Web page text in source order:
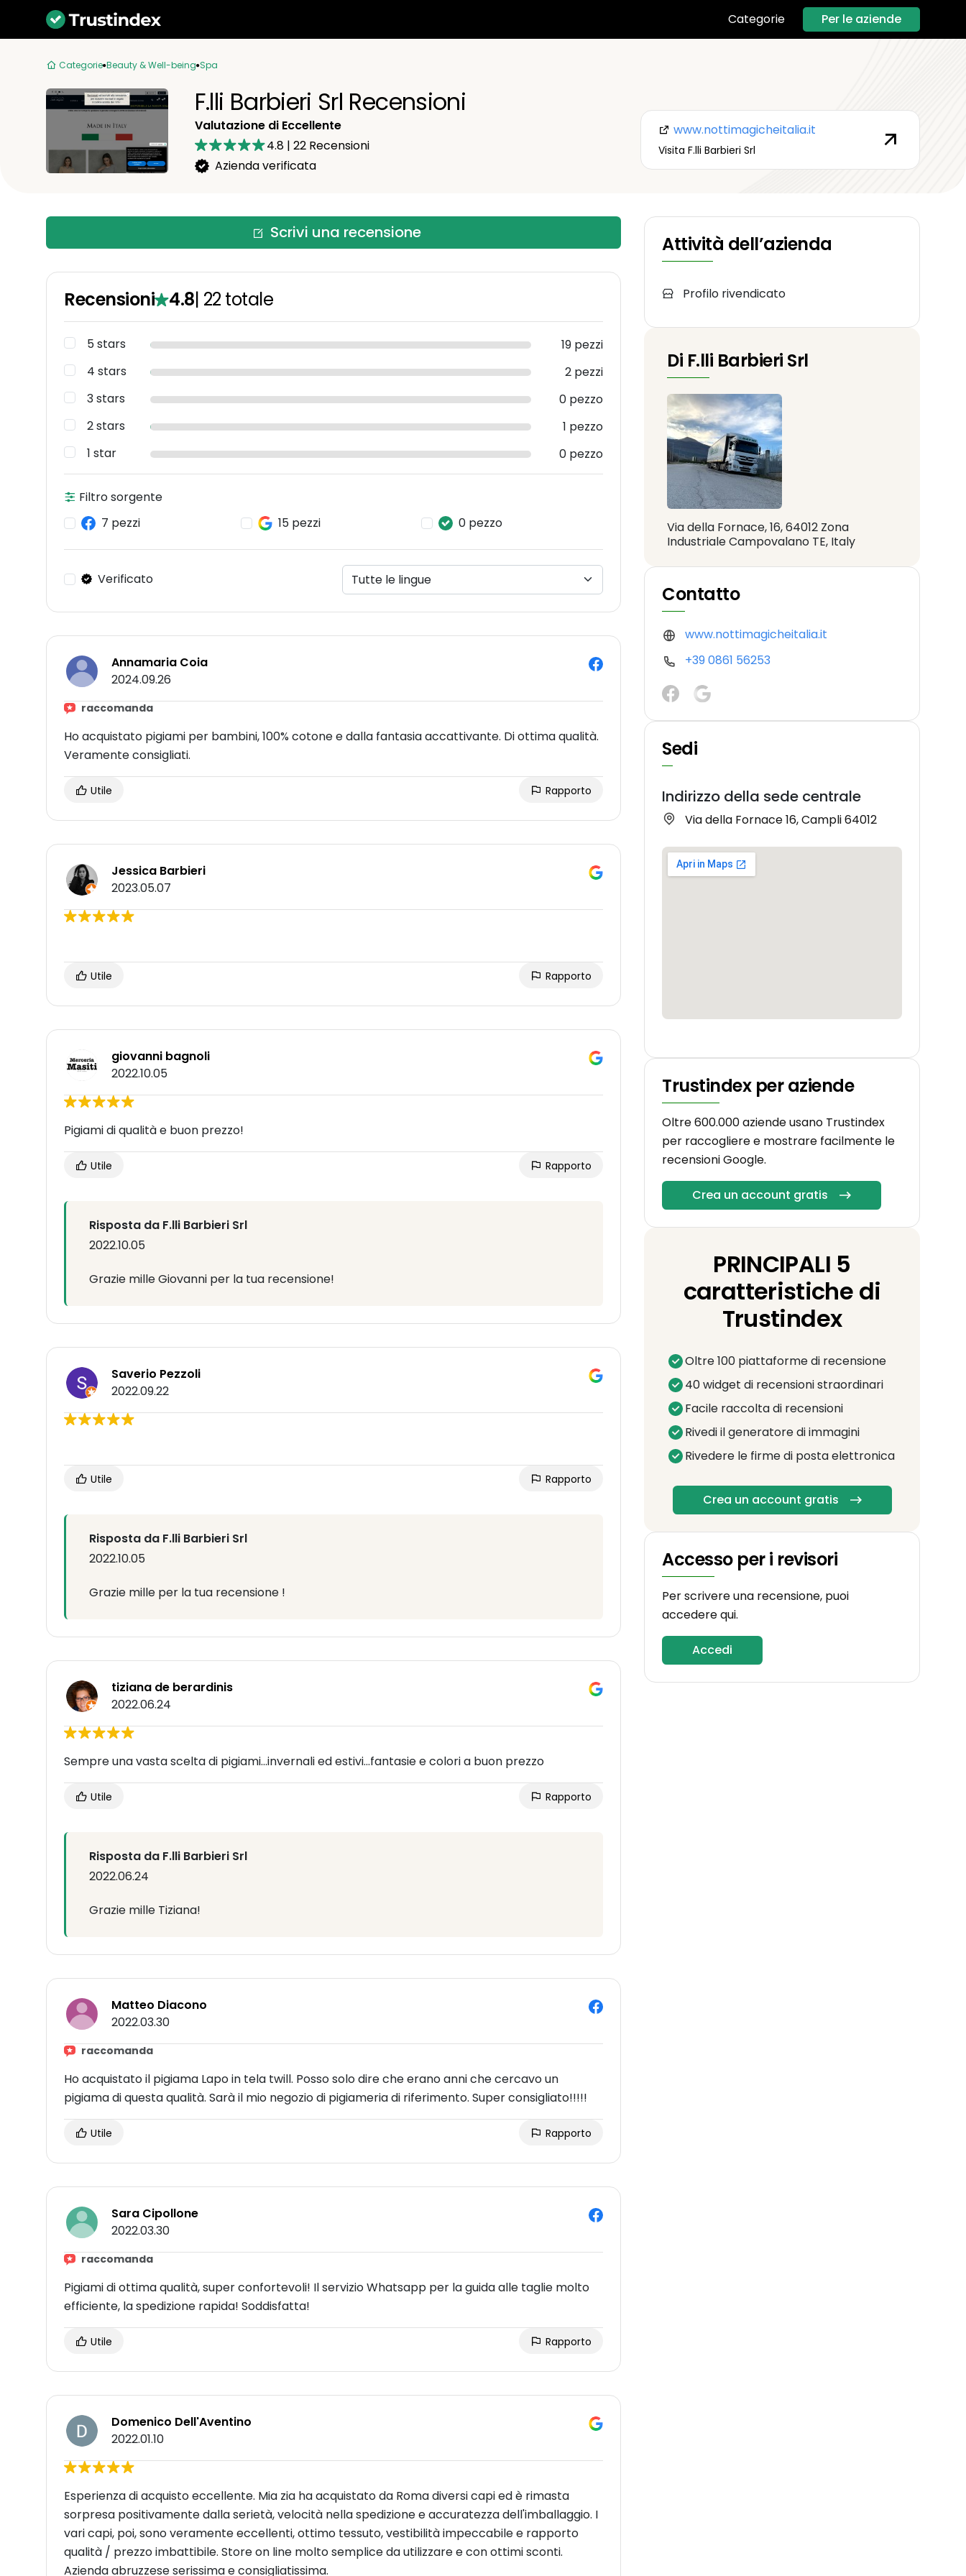
Categorie Per le aziende
Categorie Beauty & Well-being Spa
F.lli Barbieri Srl Recensioni
Valutazione di Eccellente
4.8 | 22Recensioni
Azienda verificata
www.nottimagicheitalia.it
Visita F.lli Barbieri Srl
Scrivi una recensione
Recensioni 4.8| 22 totale
5 stars
19 pezzi
4 stars
2 pezzi
3 stars
0 pezzo
2 stars
1 pezzo
1 star
0 pezzo
Filtro sorgente
7 pezzi
15 pezzi 0 pezzo
Verificato
Annamaria Coia
2024.09.26
raccomanda
Ho acquistato pigiami per bambini, 100% cotone e dalla fantasia accattivante. Di ottima qualità.
Veramente consigliati.
Utile Rapporto
Jessica Barbieri
2023.05.07
Utile Rapporto
giovanni bagnoli
2022.10.05
Pigiami di qualità e buon prezzo!
Utile Rapporto
Risposta da F.lli Barbieri Srl
2022.10.05
Grazie mille Giovanni per la tua recensione!
Saverio Pezzoli
2022.09.22
Utile Rapporto
Risposta da F.lli Barbieri Srl
2022.10.05
Grazie mille per la tua recensione !
tiziana de berardinis
2022.06.24
Sempre una vasta scelta di pigiami...invernali ed estivi...fantasie e colori a buon prezzo
Utile Rapporto
Risposta da F.lli Barbieri Srl
2022.06.24
Grazie mille Tiziana!
Matteo Diacono
2022.03.30
raccomanda
Ho acquistato il pigiama Lapo in tela twill. Posso solo dire che erano anni che cercavo un
pigiama di questa qualità. Sarà il mio negozio di pigiameria di riferimento. Super consigliato!!!!!
Utile Rapporto
Sara Cipollone
2022.03.30
raccomanda
Pigiami di ottima qualità, super confortevoli! Il servizio Whatsapp per la guida alle taglie molto
efficiente, la spedizione rapida! Soddisfatta!
Utile Rapporto
Domenico Dell'Aventino
2022.01.10
Esperienza di acquisto eccellente. Mia zia ha acquistato da Roma diversi capi ed è rimasta
sorpresa positivamente dalla serietà, velocità nella spedizione e accuratezza dell'imballaggio. I
vari capi, poi, sono veramente eccellenti, ottimo tessuto, vestibilità impeccabile e rapporto
qualità / prezzo imbattibile. Store on line molto semplice da utilizzare e con ottimi sconti.
Azienda abruzzese serissima e consigliatissima.
Attività dell’azienda
Profilo rivendicato
Di F.lli Barbieri Srl
Via della Fornace, 16, 64012 Zona
Industriale Campovalano TE, Italy
Contatto
www.nottimagicheitalia.it
+39 0861 56253
Sedi
Indirizzo della sede centrale
Via della Fornace 16, Campli 64012
Trustindex per aziende
Oltre 600.000 aziende usano Trustindex
per raccogliere e mostrare facilmente le
recensioni Google.
Crea un account gratis
PRINCIPALI 5
caratteristiche di
Trustindex
Oltre 100 piattaforme di recensione
40 widget di recensioni straordinari
Facile raccolta di recensioni
Rivedi il generatore di immagini
Rivedere le firme di posta elettronica
Crea un account gratis
Accesso per i revisori
Per scrivere una recensione, puoi
accedere qui.
Accedi